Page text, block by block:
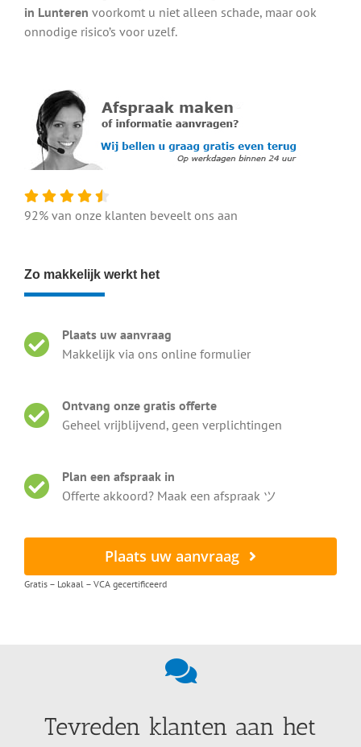
in Lunteren voorkomt u niet alleen schade, maar ook
onnodige risico’s voor uzelf.
92% van onze klanten beveelt ons aan
Zo makkelijk werkt het
Plaats uw aanvraag
Makkelijk via ons online formulier
Ontvang onze gratis offerte
Geheel vrijblijvend, geen verplichtingen
Plan een afspraak in
Offerte akkoord? Maak een afspraak ツ
Plaats uw aanvraag
Gratis – Lokaal – VCA gecertificeerd
Tevreden klanten aan het